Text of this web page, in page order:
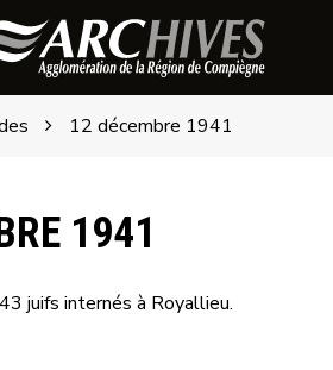
12 décembre 1941
1941
juifs internés à Royallieu.